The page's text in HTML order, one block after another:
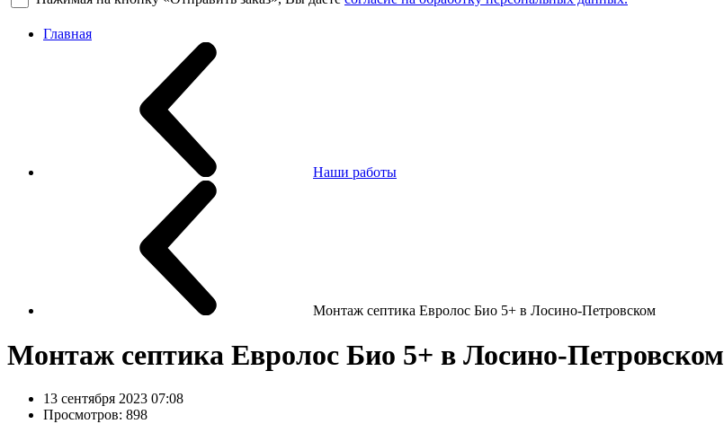
Главная
Наши работы
Монтаж септика Евролос Био 5+ в Лосино-Петровском
Монтаж септика Евролос Био 5+ в Лосино-Петровском
13 сентября 2023 07:08
Просмотров: 898